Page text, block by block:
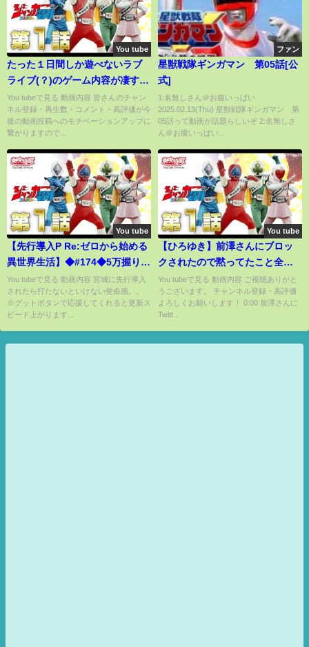
You tube
たった１日間しか遊べないラブ
ライブ(？)のゲーム内容が凄すぎ
たｗｗｗ【最終決戦！Aqours
VS エイリアン/LoveLive/サンシ
ャイン!!】
You tubeで見る 動画内容 ​皆さんのチャン
ネル登録・再生数・コメント・高評価が今
後の動画投稿へのモチベーションアップに
繋がりますので...
ファン
星獣戦隊ギンガマン 第05話[公
式]
1:名無しさん＠お腹いっぱい
2025.02.13(Thu) 星獣戦隊ギンガマン 第
05話って動画が話題らしいぞ 2:名無しさ
ん＠お腹いっぱい...
You tube
【先行導入P Re:ゼロから始める
異世界生活】◆#174◆5万握りし
めて全ツッパして見た…【抽選
券もらって抽選して見た】
You tubeで見る 動画内容 宮城に先行導入
されたら打たないといけない使命感。。
※グットボタンで応援してくれると更新ス
ピード上がります...
You tube
【ひろゆき】前澤さんにブロッ
クされたので黙ってたこと全て
暴露します。マイホーム建設で
10万円配りを始めた前澤友作を
ボコボコにするひろゆき【切り
You tubeで見る 動画内容 ご視聴ありがと
うございます。 チャンネル登録・高評価
よろしくお願いします！ 0:00 前澤さんに
Twitt...